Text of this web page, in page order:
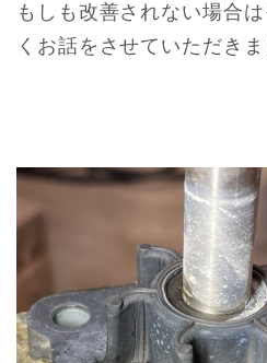
もしも改善されない場合
くお話をさせていただきま